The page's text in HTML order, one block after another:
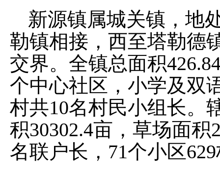
新源镇属城关镇，地
勒镇相接，西至塔勒德
交界。全镇总面积
个中心社区，小学及双
村共10名村民小组长。
积30302.4亩，草场面积
名联户长， 71个小区629